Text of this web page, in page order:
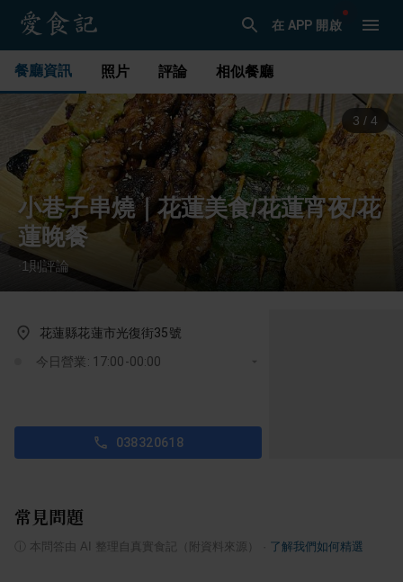
在 APP 開啟
餐廳資訊 照片 評論 相似餐廳
4 / 4
小巷子串燒｜花蓮美食/花蓮宵夜/花
蓮晚餐
1 則評論
花蓮縣花蓮市光復街35號
今日營業: 17:00-00:00
038320618
常見問題
本問答由 AI 整理自真實食記（附資料來源） 了解我們如何精選